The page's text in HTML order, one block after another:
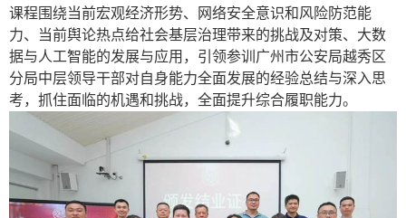
课程围绕当前宏观经济形势、网络安全意识和风险防范能
力、当前舆论热点给社会基层治理带来的挑战及对策、大数
据与人工智能的发展与应用，引领参训广州市公安局越秀区
分局中层领导干部对自身能力全面发展的经验总结与深入思
考，抓住面临的机遇和挑战，全面提升综合履职能力。